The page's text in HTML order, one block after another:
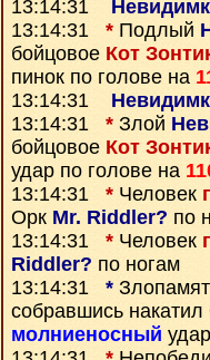
13:14:31
13:14:31 * Подлый
бойцовое Кот
пинок по голове на
13:14:31
13:14:31 * Злой
бойцовое Кот
удар по голове на
13:14:31 * Человек
Орк Mr. Riddler? по
13:14:31 * Человек
Riddler? по ногам
13:14:31 *
собравшись накатил
молниеносный